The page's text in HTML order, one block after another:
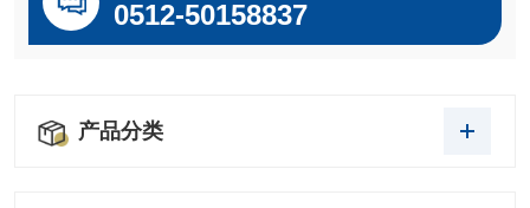
0512-50158837
产品分类